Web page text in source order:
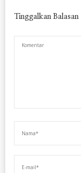
Tinggalkan Balasan